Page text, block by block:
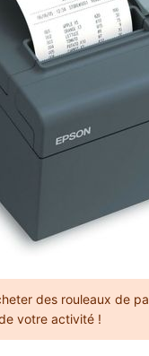
des rouleaux de
votre activité !